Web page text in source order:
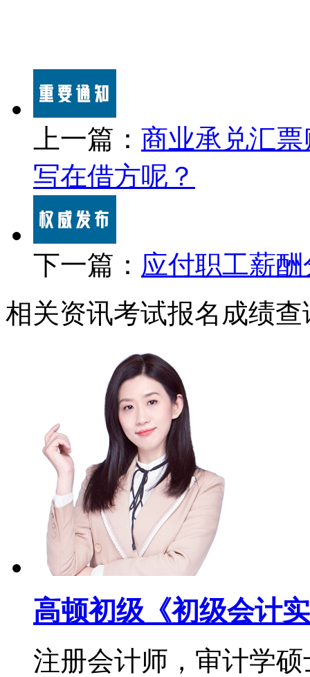
上一篇： 商业承兑汇
写在借方呢？
下一篇： 应付职工薪
相关资讯考试报名 成绩查
高顿初级《初级会计
注册会计师，审计学